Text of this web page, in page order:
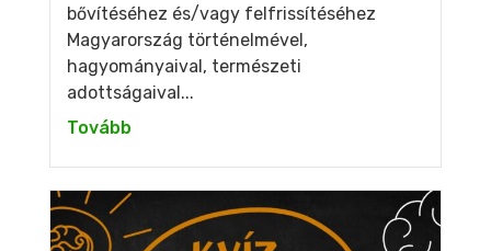
bővítéséhez és/vagy felfrissítéséhez
Magyarország történelmével,
hagyományaival, természeti
adottságaival...
Tovább